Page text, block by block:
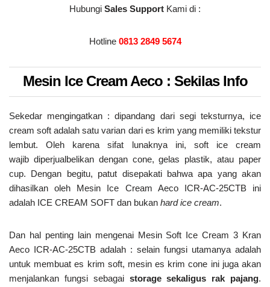
Hubungi Sales Support Kami di :
Hotline 0813 2849 5674
Mesin Ice Cream Aeco : Sekilas Info
Sekedar mengingatkan : dipandang dari segi teksturnya, ice
cream soft adalah satu varian dari es krim yang memiliki tekstur
lembut. Oleh karena sifat lunaknya ini, soft ice cream
wajib diperjualbelikan dengan cone, gelas plastik, atau paper
cup. Dengan begitu, patut disepakati bahwa apa yang akan
dihasilkan oleh Mesin Ice Cream Aeco ICR-AC-25CTB ini
adalah ICE CREAM SOFT dan bukan hard ice cream.
Dan hal penting lain mengenai Mesin Soft Ice Cream 3 Kran
Aeco ICR-AC-25CTB adalah : selain fungsi utamanya adalah
untuk membuat es krim soft, mesin es krim cone ini juga akan
menjalankan fungsi sebagai storage sekaligus rak pajang.